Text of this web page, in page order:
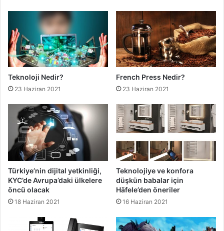
Teknoloji Nedir?
23 Haziran 2021
French Press Nedir?
23 Haziran 2021
Türkiye’nin dijital yetkinliği,
KYC’de Avrupa’daki ülkelere
öncü olacak
18 Haziran 2021
Teknolojiye ve konfora
düşkün babalar için
Häfele’den öneriler
16 Haziran 2021